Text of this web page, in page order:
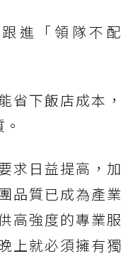
進「領隊不配
省下飯店成本，
求日益提高，加
品質已成為產業
高強度的專業服
上就必須擁有獨